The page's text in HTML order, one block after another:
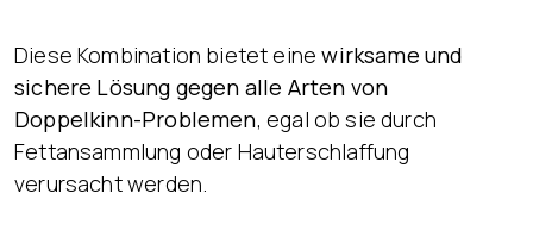
Diese Kombination bietet einewirksame und
sichere Lösung gegen alle Arten von
Doppelkinn-Problemen, egal ob sie durch
Fettansammlung oder Hauterschlaffung
verursacht werden.